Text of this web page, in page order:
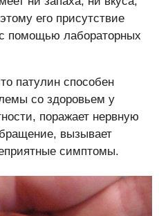
его присутствие
помощью лабораторных
патулин способен
со здоровьем у
поражает нервную
вызывает
симптомы.